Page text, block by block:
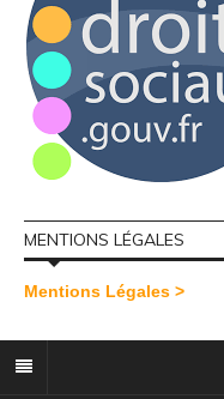
MENTIONS LÉGALES
Mentions Légales >